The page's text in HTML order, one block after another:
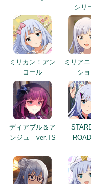
シリ
ミリカン！アン
コール
ミリア
シ
ディアブル＆ア
ンジュ ver.TS